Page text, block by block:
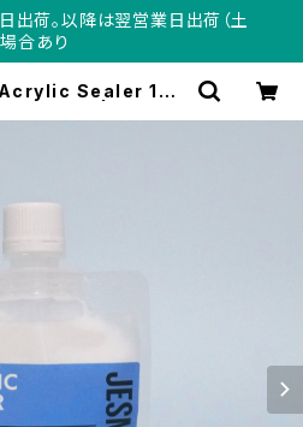
出荷。以降は翌営業日出荷（土
合あり
Sealer 100